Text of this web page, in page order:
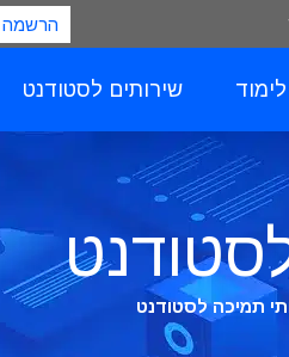
הרשמה On-Line
שירותים לסטודנט
תמיכה לסטודנט